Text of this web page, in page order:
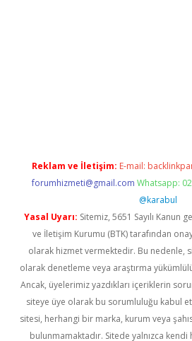
Reklam ve İletişim: E-mail:
forumhizmeti@gmail.com Whatsapp:
@karabul
Yasal Uyarı: Sitemiz, 5651 Sayılı Kanun
ve İletişim Kurumu (BTK) tarafından
olarak hizmet vermektedir. Bu nedenle,
olarak denetleme veya araştırma
Ancak, üyelerimiz yazdıkları içeriklerin
siteye üye olarak bu sorumluluğu kabul
sitesi, herhangi bir marka, kurum veya
bulunmamaktadır. Sitede yalnızca kendi